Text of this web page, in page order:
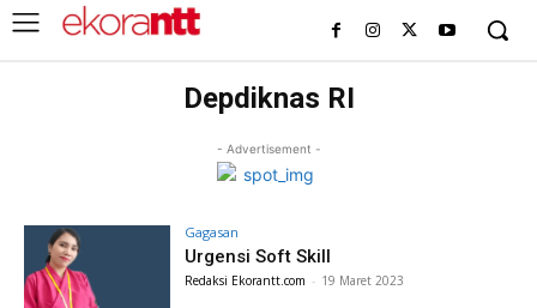
Depdiknas RI
- Advertisement -
Gagasan
Urgensi Soft Skill
Redaksi Ekorantt.com - 19 Maret 2023